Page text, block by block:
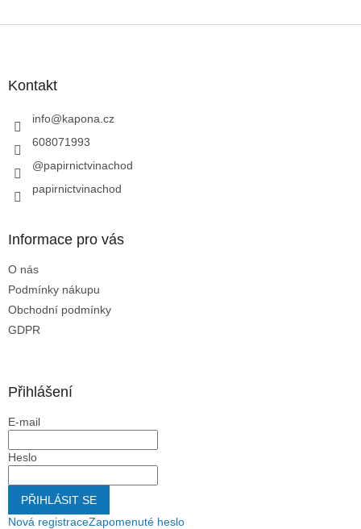
Kontakt
info@kapona.cz
608071993
@papirnictvinachod
papirnictvinachod
Informace pro vás
O nás
Podmínky nákupu
Obchodní podmínky
GDPR
Přihlášení
E-mail
Heslo
PŘIHLÁSIT SE
Nová registraceZapomenuté heslo